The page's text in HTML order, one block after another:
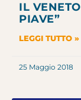
IL
PIAVE”
LEGGI TUTTO »
25 Maggio 2018